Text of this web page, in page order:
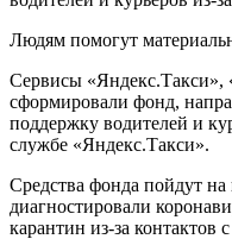
Людям помогут
Сервисы «Яндекс.Такси»,
сформировали фонд,
поддержку водителей и
службе «Яндекс.Такси».
Средства фонда пойдут
диагностировали
карантин из-за контактов